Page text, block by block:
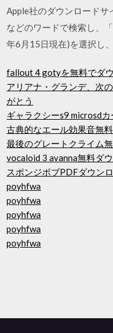
Apple社のダウンロードサ
などのワードで検索し、
年6月15日現在)を選択し
fallout 4 gotyを無料でダ
アリアナ・グランデ、次
がとう
ギャラクシーs9 microsd
古典的なエール効果音無
最後のグレートクライム
vocaloid 3 avanna無料ダ
スポンジボブPDFダウン
poyhfwa
poyhfwa
poyhfwa
poyhfwa
poyhfwa